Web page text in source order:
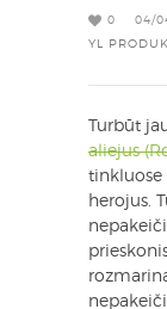
0 04/
YL
Turbūt
aliejus
tinkluose
herojus.